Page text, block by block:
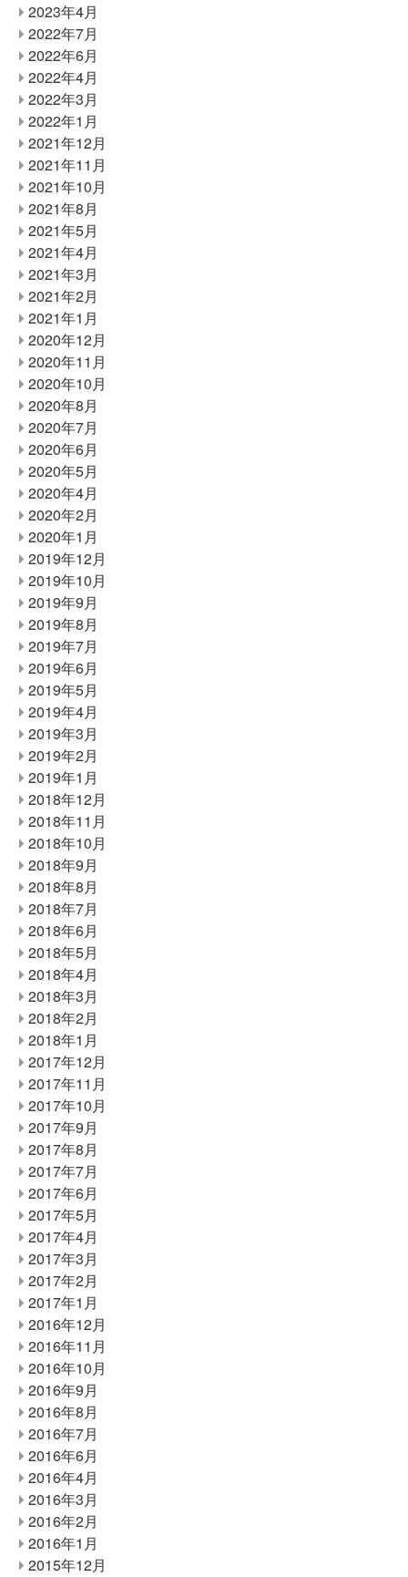
2023年4月
2022年7月
2022年6月
2022年4月
2022年3月
2022年1月
2021年12月
2021年11月
2021年10月
2021年8月
2021年5月
2021年4月
2021年3月
2021年2月
2021年1月
2020年12月
2020年11月
2020年10月
2020年8月
2020年7月
2020年6月
2020年5月
2020年4月
2020年2月
2020年1月
2019年12月
2019年10月
2019年9月
2019年8月
2019年7月
2019年6月
2019年5月
2019年4月
2019年3月
2019年2月
2019年1月
2018年12月
2018年11月
2018年10月
2018年9月
2018年8月
2018年7月
2018年6月
2018年5月
2018年4月
2018年3月
2018年2月
2018年1月
2017年12月
2017年11月
2017年10月
2017年9月
2017年8月
2017年7月
2017年6月
2017年5月
2017年4月
2017年3月
2017年2月
2017年1月
2016年12月
2016年11月
2016年10月
2016年9月
2016年8月
2016年7月
2016年6月
2016年4月
2016年3月
2016年2月
2016年1月
2015年12月